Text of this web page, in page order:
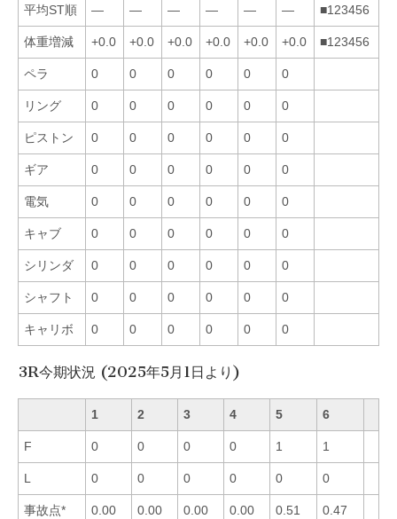
平均ST順 — — — — — — ■123456
体重増減 +0.0 +0.0 +0.0 +0.0 +0.0 +0.0 ■123456
ペラ 0 0 0 0 0 0
リング 0 0 0 0 0 0
ピストン 0 0 0 0 0 0
ギア 0 0 0 0 0 0
電気 0 0 0 0 0 0
キャブ 0 0 0 0 0 0
シリンダ 0 0 0 0 0 0
シャフト 0 0 0 0 0 0
キャリボ 0 0 0 0 0 0
3R今期状況 (2025年5月1日より)
1 2 3 4 5 6
F 0 0 0 0 1 1
L 0 0 0 0 0 0
事故点* 0.00 0.00 0.00 0.00 0.51 0.47